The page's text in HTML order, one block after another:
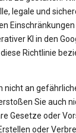
legale und
KI in den
Richtlinie
nicht an
Sie auch
Gesetze oder
oder